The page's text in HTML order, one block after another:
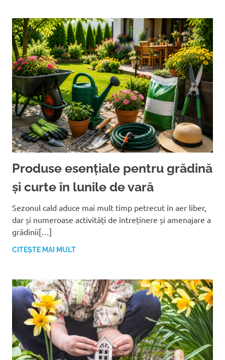
Produse esențiale pentru grădină
și curte în lunile de vară
Sezonul cald aduce mai mult timp petrecut în aer liber,
dar și numeroase activități de întreținere și amenajare a
grădinii[…]
CITEȘTE MAI MULT